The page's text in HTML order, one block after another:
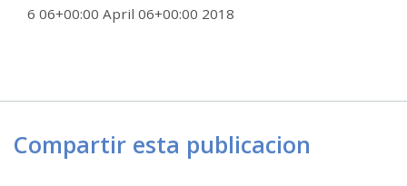
6 06+00:00 April 06+00:00 2018
Compartir esta publicacion